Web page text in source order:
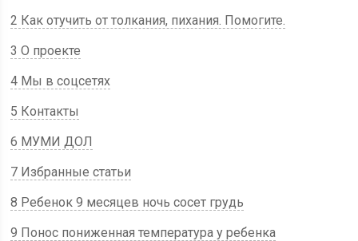
2 Как отучить от толкания, пихания. Помогите.
3 О проекте
4 Мы в соцсетях
5 Контакты
6 МУМИ ДОЛ
7 Избранные статьи
8 Ребенок 9 месяцев ночь сосет грудь
9 Понос пониженная температура у ребенка